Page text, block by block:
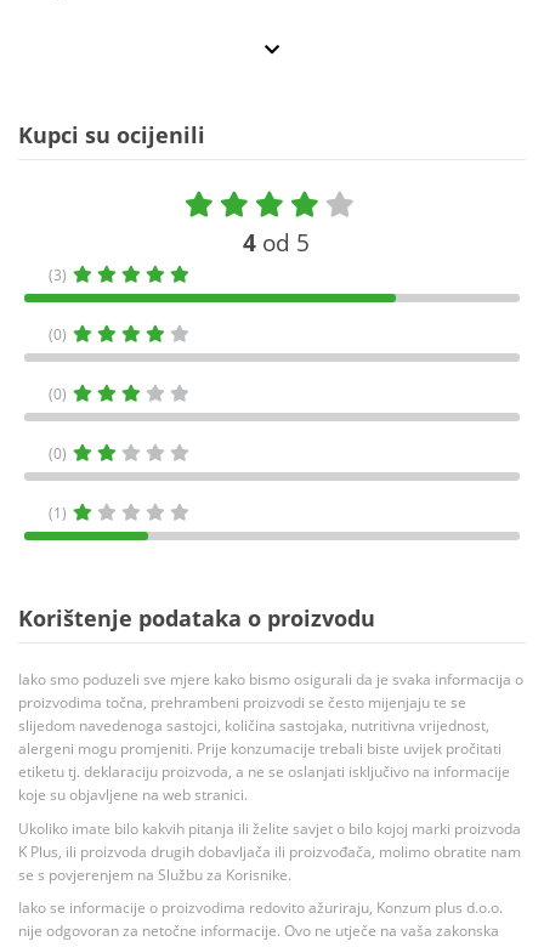
Kupci su ocijenili
4 od 5
(3)
(0)
(0)
(0)
(1)
Korištenje podataka o proizvodu
Iako smo poduzeli sve mjere kako bismo osigurali da je svaka informacija o
proizvodima točna, prehrambeni proizvodi se često mijenjaju te se
slijedom navedenoga sastojci, količina sastojaka, nutritivna vrijednost,
alergeni mogu promjeniti. Prije konzumacije trebali biste uvijek pročitati
etiketu tj. deklaraciju proizvoda, a ne se oslanjati isključivo na informacije
koje su objavljene na web stranici.
Ukoliko imate bilo kakvih pitanja ili želite savjet o bilo kojoj marki proizvoda
K Plus, ili proizvoda drugih dobavljača ili proizvođača, molimo obratite nam
se s povjerenjem na Službu za Korisnike.
Iako se informacije o proizvodima redovito ažuriraju, Konzum plus d.o.o.
nije odgovoran za netočne informacije. Ovo ne utječe na vaša zakonska